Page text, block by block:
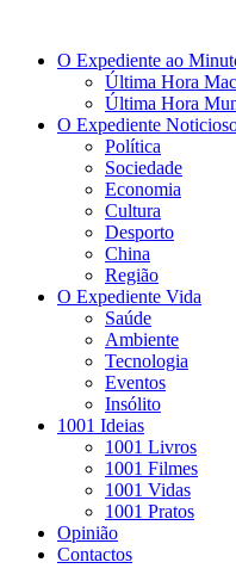
O Expediente ao
Última Hora
Última Hora
O Expediente
Política
Sociedade
Economia
Cultura
Desporto
China
Região
O Expediente Vida
Saúde
Ambiente
Tecnologia
Eventos
Insólito
1001 Ideias
1001 Livros
1001 Filmes
1001 Vidas
1001 Pratos
Opinião
Contactos